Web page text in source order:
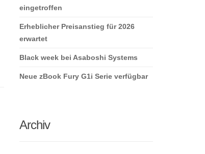
eingetroffen
Erheblicher Preisanstieg für 2026
erwartet
Black week bei Asaboshi Systems
Neue zBook Fury G1i Serie verfügbar
Archiv